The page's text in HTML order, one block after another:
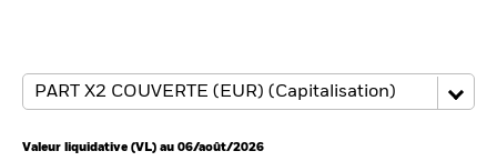
iShares
Valeur liquidative (VL) au 06/août/2026